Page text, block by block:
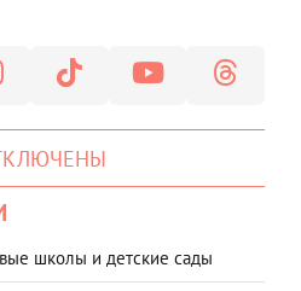
школы и детские сады